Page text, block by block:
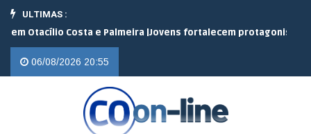
ULTIMAS :
Costa e Palmeira | Jovens fortalecem protagonismo no
06/08/2026 20:55